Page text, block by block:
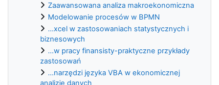
Zaawansowana analiza makroekonomiczna
Modelowanie procesów w BPMN
...xcel w zastosowaniach statystycznych i
biznesowych
...w pracy finansisty-praktyczne przykłady
zastosowań
...narzędzi języka VBA w ekonomicznej
analizie danych